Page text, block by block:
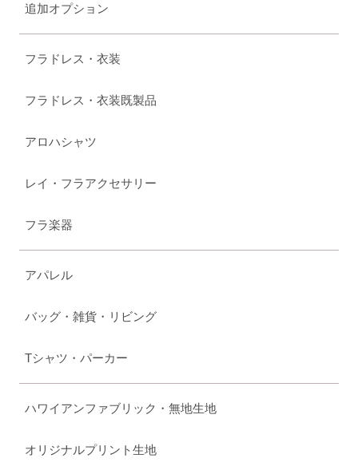
追加オプション
フラドレス・衣装
フラドレス・衣装既製品
アロハシャツ
レイ・フラアクセサリー
フラ楽器
アパレル
バッグ・雑貨・リビング
Tシャツ・パーカー
ハワイアンファブリック・無地生地
オリジナルプリント生地